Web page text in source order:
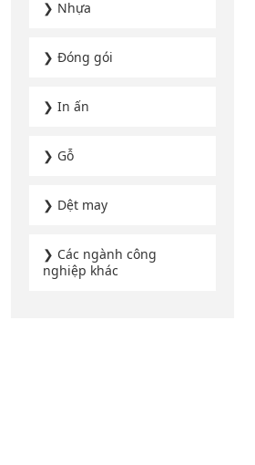
❯ Nhựa
❯ Đóng gói
❯ In ấn
❯ Gỗ
❯ Dệt may
❯ Các ngành công
nghiệp khác